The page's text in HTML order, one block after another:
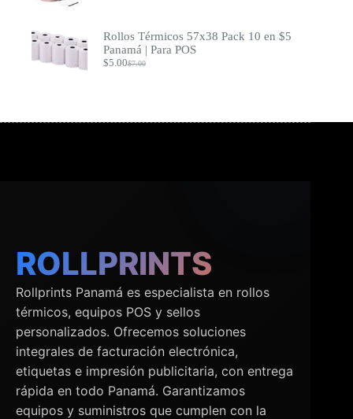
Rollos Térmicos 57x38 Pack 10 en $5
Panamá | Para POS
$7.00
El
$5.00El
ROLLPRINTS
Rollprints Panamá es especialista en rollos
térmicos, equipos POS y sellos
personalizados. Ofrecemos soluciones
integrales de facturación electrónica,
etiquetas e impresión publicitaria, con entrega
rápida en todo Panamá. Garantizamos
equipos y suministros que cumplen con la